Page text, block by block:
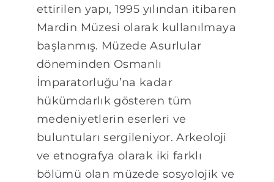
ettirilen yapı, 1995 yılından itibaren
Mardin Müzesi olarak kullanılmaya
başlanmış. Müzede Asurlular
döneminden Osmanlı
İmparatorluğu’na kadar
hükümdarlık gösteren tüm
medeniyetlerin eserleri ve
buluntuları sergileniyor. Arkeoloji
ve etnografya olarak iki farklı
bölümü olan müzede sosyolojik ve